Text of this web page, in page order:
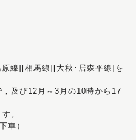
線][相馬線][大秋･居森平線]を
及び12月～3月の10時から17
。
車）